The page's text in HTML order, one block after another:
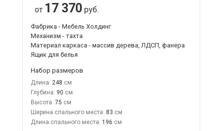
от 17 370 руб.
Фабрика - Мебель Холдинг
Механизм - тахта
Материал каркаса - массив дерева, ЛДСП, фанера
Ящик для белья
Набор размеров
Длина: 248
Глубина: 90
Высота: 75
Ширина спального места: 83
Длина спального места: 196